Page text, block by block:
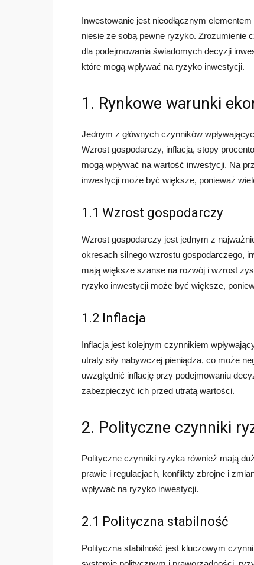
Inwestowanie jest nieodłącznym
niesie ze sobą pewne ryzyko. Zrozumienie
dla podejmowania świadomych decyzji
które mogą wpływać na ryzyko inwestycji.
1. Rynkowe warunki
Jednym z głównych czynników
Wzrost gospodarczy, inflacja, stopy
mogą wpływać na wartość inwestycji. Na
inwestycji może być większe, ponieważ
1.1 Wzrost gospodarczy
Wzrost gospodarczy jest jednym z
okresach silnego wzrostu gospodarczego,
mają większe szanse na rozwój i wzrost
ryzyko inwestycji może być większe,
1.2 Inflacja
Inflacja jest kolejnym czynnikiem
utraty siły nabywczej pieniądza, co może
uwzględnić inflację przy podejmowaniu
zabezpieczyć ich przed utratą wartości.
2. Polityczne czynniki
Polityczne czynniki ryzyka również mają
prawie i regulacjach, konflikty zbrojne i
wpływać na ryzyko inwestycji.
2.1 Polityczna stabilność
Polityczna stabilność jest kluczowym